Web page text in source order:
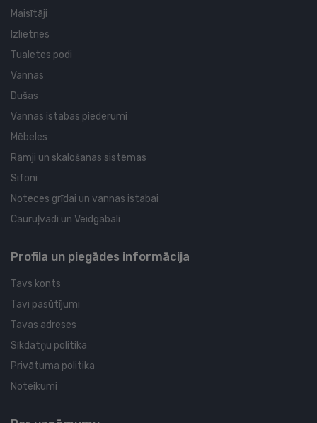
Maisītāji
Izlietnes
Tualetes podi
Vannas
Dušas
Vannas istabas piederumi
Mēbeles
Rāmji un skalošanas sistēmas
Sifoni
Noteces grīdai un vannas istabai
Cauruļvadi un Veidgabali
Profila un piegādes informācija
Tavs konts
Tavi pasūtījumi
Tavas adreses
Sīkdatņu politika
Privātuma politika
Noteikumi